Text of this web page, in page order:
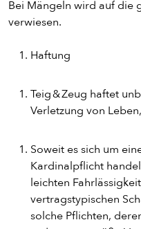
Bei Mängeln wird auf die
verwiesen.
Haftung
Teig & Zeug haftet
Verletzung von
Soweit es sich um
Kardinalpflicht
leichten
vertragstypischen
solche Pflichten,